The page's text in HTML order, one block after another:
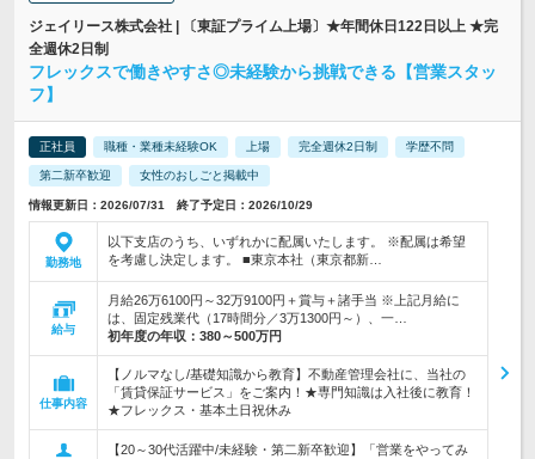
ジェイリース株式会社 | 〔東証プライム上場〕★年間休日122日以上 ★完
全週休2日制
フレックスで働きやすさ◎未経験から挑戦できる【営業スタッ
フ】
正社員 職種・業種未経験OK 上場 完全週休2日制 学歴不問
第二新卒歓迎 女性のおしごと掲載中
情報更新日：2026/07/31 終了予定日：2026/10/29
勤務地
以下支店のうち、いずれかに配属いたします。 ※配属は希望
を考慮し決定します。 ■東京本社（東京都新…
給与
月給26万6100円～32万9100円＋賞与＋諸手当 ※上記月給に
は、固定残業代（17時間分／3万1300円～）、一…
初年度の年収： 380～500万円
仕事内容
【ノルマなし/基礎知識から教育】不動産管理会社に、当社の
「賃貸保証サービス」をご案内！★専門知識は入社後に教育！
★フレックス・基本土日祝休み
【20～30代活躍中/未経験・第二新卒歓迎】「営業をやってみ